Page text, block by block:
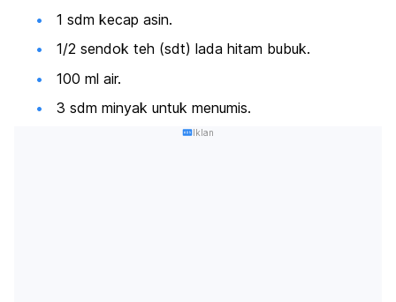
1 sdm kecap asin.
1/2 sendok teh (sdt) lada hitam bubuk.
100 ml air.
3 sdm minyak untuk menumis.
Iklan